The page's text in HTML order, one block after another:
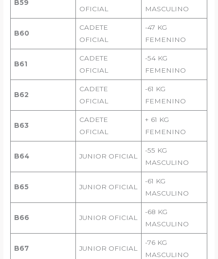
B59
OFICIAL
MASCULINO
B60
CADETE
OFICIAL
-47 KG
FEMENINO
B61
CADETE
OFICIAL
-54 KG
FEMENINO
B62
CADETE
OFICIAL
-61 KG
FEMENINO
B63
CADETE
OFICIAL
+ 61 KG
FEMENINO
B64 JUNIOR OFICIAL
-55 KG
MASCULINO
B65 JUNIOR OFICIAL
-61 KG
MASCULINO
B66 JUNIOR OFICIAL
-68 KG
MASCULINO
B67 JUNIOR OFICIAL
-76 KG
MASCULINO